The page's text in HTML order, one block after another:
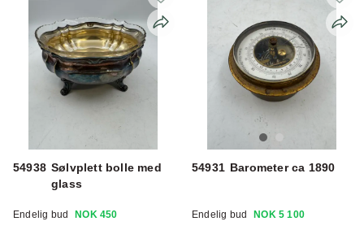
54938 Sølvplett bolle med
glass
Endelig bud NOK 450
54931 Barometer ca 1890
Endelig bud NOK 5 100